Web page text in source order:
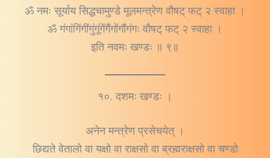
ॐ नमः सूर्याय सिद्धचामुण्डे मूलमन्त्रेण वौषट् फट् २ स्वाहा ।
ॐ गंगांगिंगींगुंगूंगेंगैंगोंगौंगंगः वौषट् फट् २ स्वाहा ।
इति नवमः खण्डः ॥ ९॥
१०. दशमः खण्डः ।
अनेन मन्त्रेण प्रसेचयेत् ।
छिद्यते वेतालो वा यक्षो वा राक्षसो वा ब्रह्मराक्षसो वा चण्डो